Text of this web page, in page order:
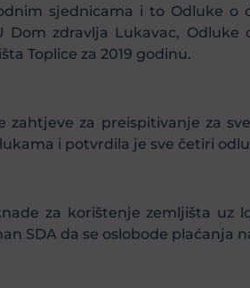
sjednicama i to Odluke o
zdravlja Lukavac,
Toplice za 2019 godinu.
zahtjeve za preispitivanje za
i potvrdila je sve četiri
za korištenje zemljišta uz
SDA da se oslobode plaćanja